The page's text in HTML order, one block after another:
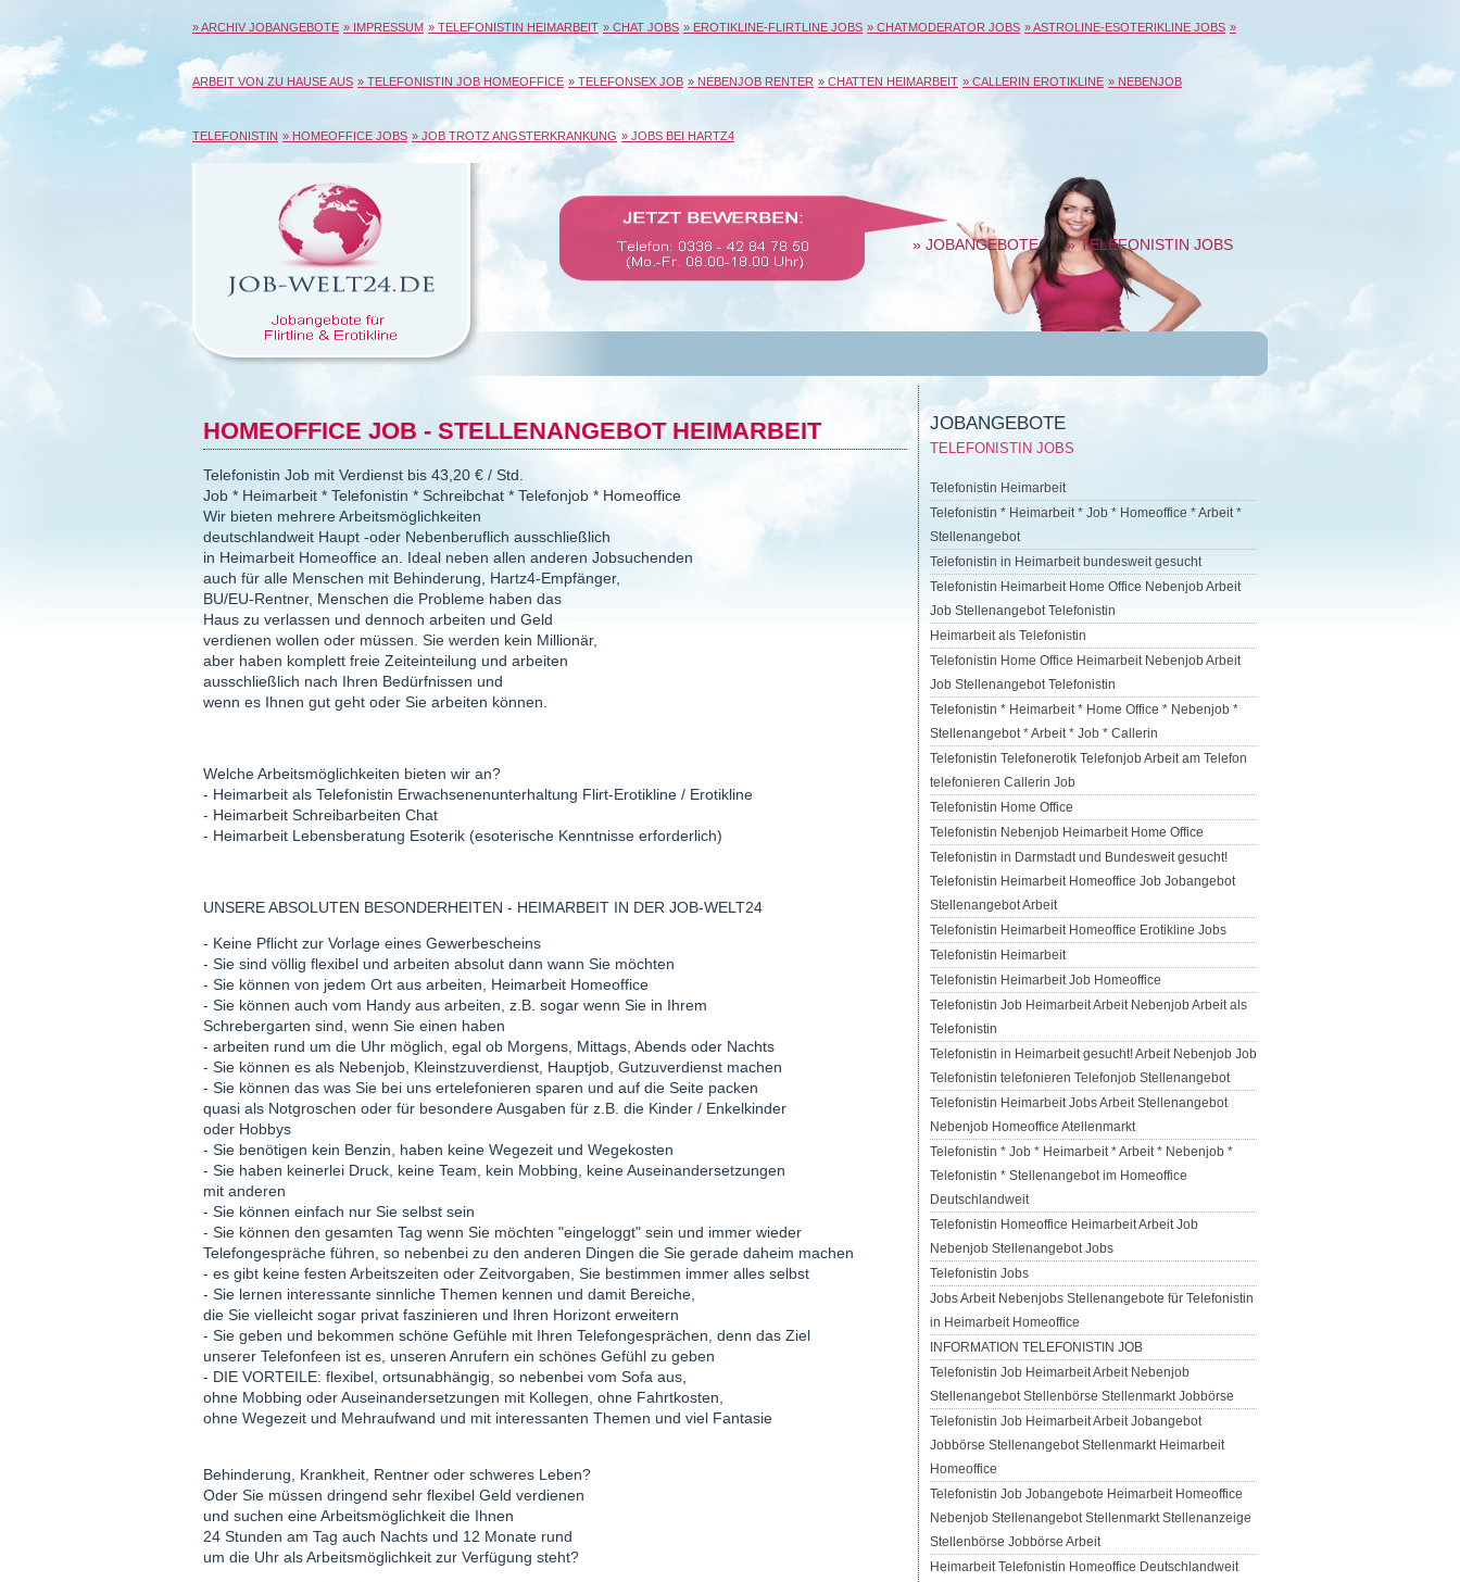
» JOBANGEBOTE » TELEFONISTIN JOBS
» ARCHIV JOBANGEBOTE » IMPRESSUM » TELEFONISTIN HEIMARBEIT » CHAT JOBS » EROTIKLINE-FLIRTLINE JOBS » CHATMODERATOR JOBS » ASTROLINE-ESOTERIKLINE JOBS »
ARBEIT VON ZU HAUSE AUS » TELEFONISTIN JOB HOMEOFFICE » TELEFONSEX JOB » NEBENJOB RENTER » CHATTEN HEIMARBEIT » CALLERIN EROTIKLINE » NEBENJOB
TELEFONISTIN » HOMEOFFICE JOBS » JOB TROTZ ANGSTERKRANKUNG » JOBS BEI HARTZ4
HOMEOFFICE JOB - STELLENANGEBOT HEIMARBEIT
Telefonistin Job mit Verdienst bis 43,20 € / Std.
Job * Heimarbeit * Telefonistin * Schreibchat * Telefonjob * Homeoffice
Wir bieten mehrere Arbeitsmöglichkeiten
deutschlandweit Haupt -oder Nebenberuflich ausschließlich
in Heimarbeit Homeoffice an. Ideal neben allen anderen Jobsuchenden
auch für alle Menschen mit Behinderung, Hartz4-Empfänger,
BU/EU-Rentner, Menschen die Probleme haben das
Haus zu verlassen und dennoch arbeiten und Geld
verdienen wollen oder müssen. Sie werden kein Millionär,
aber haben komplett freie Zeiteinteilung und arbeiten
ausschließlich nach Ihren Bedürfnissen und
wenn es Ihnen gut geht oder Sie arbeiten können.
Welche Arbeitsmöglichkeiten bieten wir an?
- Heimarbeit als Telefonistin Erwachsenenunterhaltung Flirt-Erotikline / Erotikline
- Heimarbeit Schreibarbeiten Chat
- Heimarbeit Lebensberatung Esoterik (esoterische Kenntnisse erforderlich)
UNSERE ABSOLUTEN BESONDERHEITEN - HEIMARBEIT IN DER JOB-WELT24
- Keine Pflicht zur Vorlage eines Gewerbescheins
- Sie sind völlig flexibel und arbeiten absolut dann wann Sie möchten
- Sie können von jedem Ort aus arbeiten, Heimarbeit Homeoffice
- Sie können auch vom Handy aus arbeiten, z.B. sogar wenn Sie in Ihrem
Schrebergarten sind, wenn Sie einen haben
- arbeiten rund um die Uhr möglich, egal ob Morgens, Mittags, Abends oder Nachts
- Sie können es als Nebenjob, Kleinstzuverdienst, Hauptjob, Gutzuverdienst machen
- Sie können das was Sie bei uns ertelefonieren sparen und auf die Seite packen
quasi als Notgroschen oder für besondere Ausgaben für z.B. die Kinder / Enkelkinder
oder Hobbys
- Sie benötigen kein Benzin, haben keine Wegezeit und Wegekosten
- Sie haben keinerlei Druck, keine Team, kein Mobbing, keine Auseinandersetzungen
mit anderen
- Sie können einfach nur Sie selbst sein
- Sie können den gesamten Tag wenn Sie möchten "eingeloggt" sein und immer wieder
Telefongespräche führen, so nebenbei zu den anderen Dingen die Sie gerade daheim machen
- es gibt keine festen Arbeitszeiten oder Zeitvorgaben, Sie bestimmen immer alles selbst
- Sie lernen interessante sinnliche Themen kennen und damit Bereiche,
die Sie vielleicht sogar privat faszinieren und Ihren Horizont erweitern
- Sie geben und bekommen schöne Gefühle mit Ihren Telefongesprächen, denn das Ziel
unserer Telefonfeen ist es, unseren Anrufern ein schönes Gefühl zu geben
- DIE VORTEILE: flexibel, ortsunabhängig, so nebenbei vom Sofa aus,
ohne Mobbing oder Auseinandersetzungen mit Kollegen, ohne Fahrtkosten,
ohne Wegezeit und Mehraufwand und mit interessanten Themen und viel Fantasie
Behinderung, Krankheit, Rentner oder schweres Leben?
Oder Sie müssen dringend sehr flexibel Geld verdienen
und suchen eine Arbeitsmöglichkeit die Ihnen
24 Stunden am Tag auch Nachts und 12 Monate rund
um die Uhr als Arbeitsmöglichkeit zur Verfügung steht?
JOBANGEBOTE
TELEFONISTIN JOBS
Telefonistin Heimarbeit
Telefonistin * Heimarbeit * Job * Homeoffice * Arbeit *
Stellenangebot
Telefonistin in Heimarbeit bundesweit gesucht
Telefonistin Heimarbeit Home Office Nebenjob Arbeit
Job Stellenangebot Telefonistin
Heimarbeit als Telefonistin
Telefonistin Home Office Heimarbeit Nebenjob Arbeit
Job Stellenangebot Telefonistin
Telefonistin * Heimarbeit * Home Office * Nebenjob *
Stellenangebot * Arbeit * Job * Callerin
Telefonistin Telefonerotik Telefonjob Arbeit am Telefon
telefonieren Callerin Job
Telefonistin Home Office
Telefonistin Nebenjob Heimarbeit Home Office
Telefonistin in Darmstadt und Bundesweit gesucht!
Telefonistin Heimarbeit Homeoffice Job Jobangebot
Stellenangebot Arbeit
Telefonistin Heimarbeit Homeoffice Erotikline Jobs
Telefonistin Heimarbeit
Telefonistin Heimarbeit Job Homeoffice
Telefonistin Job Heimarbeit Arbeit Nebenjob Arbeit als
Telefonistin
Telefonistin in Heimarbeit gesucht! Arbeit Nebenjob Job
Telefonistin telefonieren Telefonjob Stellenangebot
Telefonistin Heimarbeit Jobs Arbeit Stellenangebot
Nebenjob Homeoffice Atellenmarkt
Telefonistin * Job * Heimarbeit * Arbeit * Nebenjob *
Telefonistin * Stellenangebot im Homeoffice
Deutschlandweit
Telefonistin Homeoffice Heimarbeit Arbeit Job
Nebenjob Stellenangebot Jobs
Telefonistin Jobs
Jobs Arbeit Nebenjobs Stellenangebote für Telefonistin
in Heimarbeit Homeoffice
INFORMATION TELEFONISTIN JOB
Telefonistin Job Heimarbeit Arbeit Nebenjob
Stellenangebot Stellenbörse Stellenmarkt Jobbörse
Telefonistin Job Heimarbeit Arbeit Jobangebot
Jobbörse Stellenangebot Stellenmarkt Heimarbeit
Homeoffice
Telefonistin Job Jobangebote Heimarbeit Homeoffice
Nebenjob Stellenangebot Stellenmarkt Stellenanzeige
Stellenbörse Jobbörse Arbeit
Heimarbeit Telefonistin Homeoffice Deutschlandweit